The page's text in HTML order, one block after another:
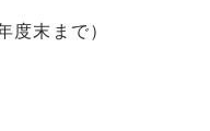
度末まで）